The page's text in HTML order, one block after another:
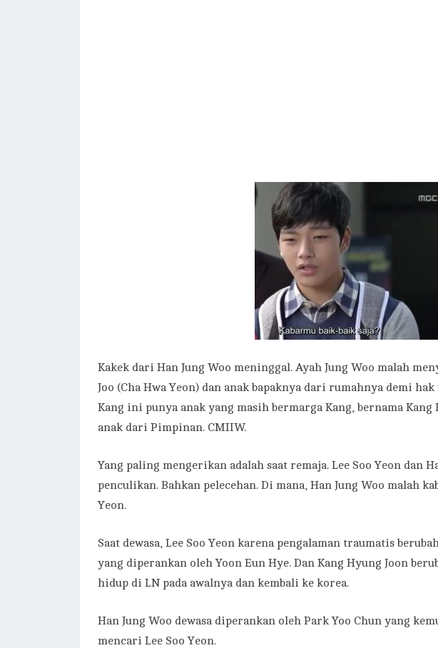
Kakek dari Han Jung Woo meninggal. Ayah Jung Woo malah
Joo (Cha Hwa Yeon) dan anak bapaknya dari rumahnya demi
Kang ini punya anak yang masih bermarga Kang, bernama Kang
anak dari Pimpinan. CMIIW.
Yang paling mengerikan adalah saat remaja. Lee Soo Yeon dan
penculikan. Bahkan pelecehan. Di mana, Han Jung Woo malah
Yeon.
Saat dewasa, Lee Soo Yeon karena pengalaman traumatis
yang diperankan oleh Yoon Eun Hye. Dan Kang Hyung Joon
hidup di LN pada awalnya dan kembali ke korea.
Han Jung Woo dewasa diperankan oleh Park Yoo Chun yang
mencari Lee Soo Yeon.